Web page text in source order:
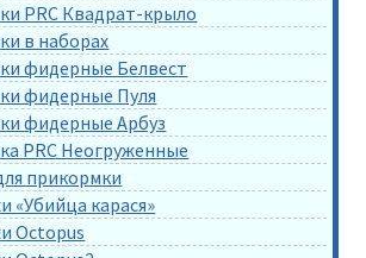
PRC Квадрат-крыло
в наборах
фидерные Белвест
фидерные Пуля
фидерные Арбуз
PRC Неогруженные
прикормки
«Убийца карася»
Octopus